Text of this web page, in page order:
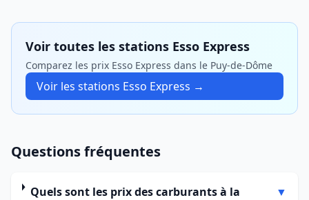
Voir toutes les stations Esso Express
Comparez les prix Esso Express dans le Puy-de-Dôme
Voir les stations Esso Express →
Questions fréquentes
Quels sont les prix des carburants à la
▼